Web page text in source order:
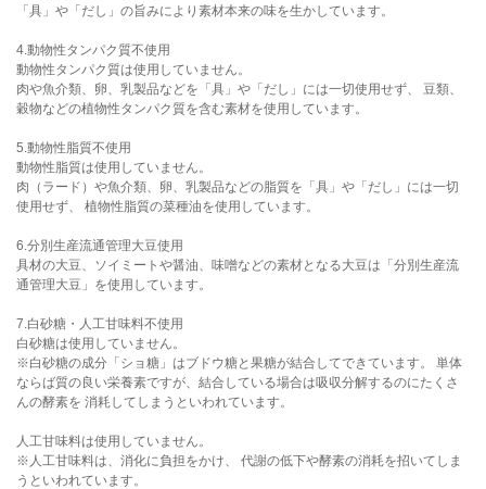
「具」や「だし」の旨みにより素材本来の味を生かしています。
4.動物性タンパク質不使用
動物性タンパク質は使用していません。
肉や魚介類、卵、乳製品などを「具」や「だし」には一切使用せず、 豆類、
穀物などの植物性タンパク質を含む素材を使用しています。
5.動物性脂質不使用
動物性脂質は使用していません。
肉（ラード）や魚介類、卵、乳製品などの脂質を「具」や「だし」には一切
使用せず、 植物性脂質の菜種油を使用しています。
6.分別生産流通管理大豆使用
具材の大豆、ソイミートや醤油、味噌などの素材となる大豆は「分別生産流
通管理大豆」を使用しています。
7.白砂糖・人工甘味料不使用
白砂糖は使用していません。
※白砂糖の成分「ショ糖」はブドウ糖と果糖が結合してできています。 単体
ならば質の良い栄養素ですが、結合している場合は吸収分解するのにたくさ
んの酵素を 消耗してしまうといわれています。
人工甘味料は使用していません。
※人工甘味料は、消化に負担をかけ、 代謝の低下や酵素の消耗を招いてしま
うといわれています。